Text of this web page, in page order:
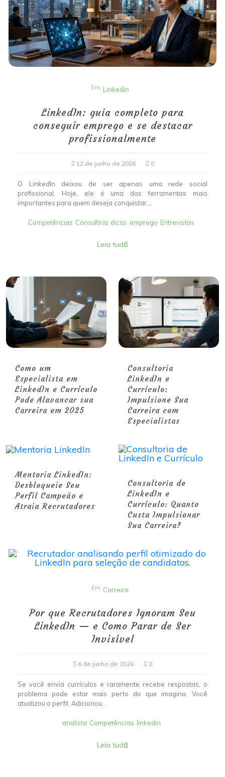
Em Linkedin
LinkedIn: guia completo para
conseguir emprego e se destacar
profissionalmente
12 de junho de 2026 0
O LinkedIn deixou de ser apenas uma rede social
profissional. Hoje, ele é uma das ferramentas mais
importantes para quem deseja conquistar...
Competências Consultiria dicas emprego Entrevistas
Leia tudo
Como um
Especialista em
LinkedIn e Currículo
Pode Alavancar sua
Carreira em 2025
Consultoria
LinkedIn e
Currículo:
Impulsione Sua
Carreira com
Especialistas
Mentoria LinkedIn:
Desbloqueie Seu
Perfil Campeão e
Atraia Recrutadores
Consultoria de
LinkedIn e
Currículo: Quanto
Custa Impulsionar
Sua Carreira?
Em Carreira
Por que Recrutadores Ignoram Seu
LinkedIn — e Como Parar de Ser
Invisível
6 de junho de 2026 0
Se você envia currículos e raramente recebe respostas, o
problema pode estar mais perto do que imagina. Você
atualizou o perfil. Adicionou...
analista Competências linkedin
Leia tudo